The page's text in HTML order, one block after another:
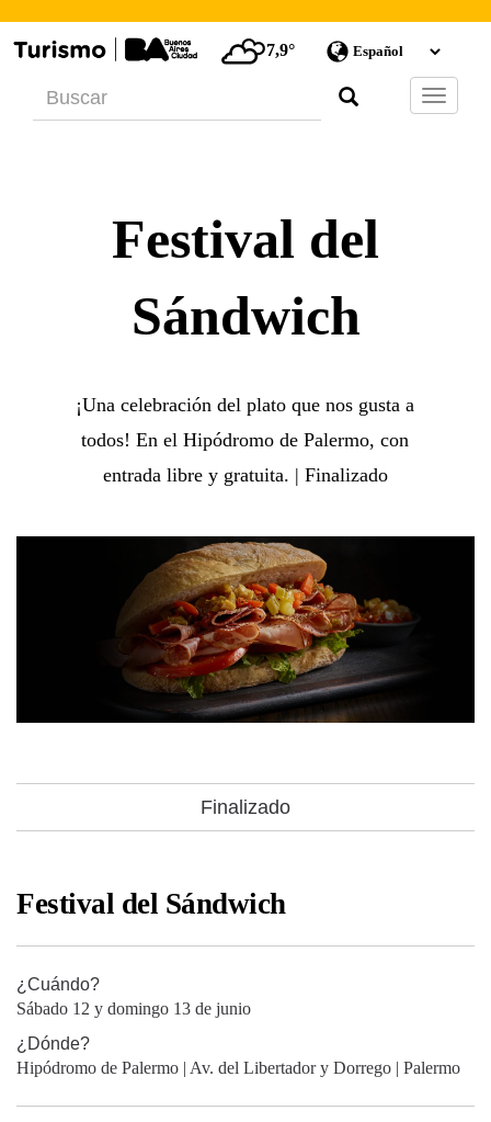
7,9°
Barra
de
Festival del
Sándwich
¡Una celebración del plato que nos gusta a
todos! En el Hipódromo de Palermo, con
entrada libre y gratuita. | Finalizado
Finalizado
Festival del Sándwich
¿Cuándo?
Sábado 12 y domingo 13 de junio
¿Dónde?
Hipódromo de Palermo | Av. del Libertador y Dorrego | Palermo